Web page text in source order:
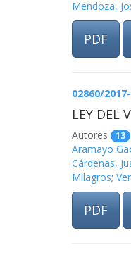
Mendoza,
PDF
02860/
LEY DEL
Autores 13
Aramayo
Cárdenas,
Milagros;
PDF